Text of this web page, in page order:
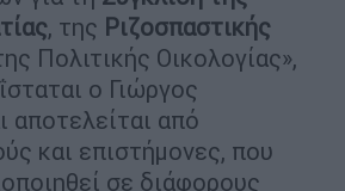
, της Ριζοσπαστικής
Πολιτικής Οικολογίας»,
ο Γιώργος
αποτελείται από
και επιστήμονες, που
σε διάφορους